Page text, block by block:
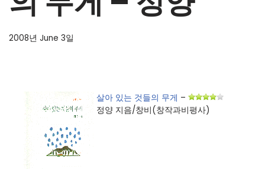
2008년 June 3일
살아 있는 것들의 무게 –
정양 지음/창비(창작과비평사)